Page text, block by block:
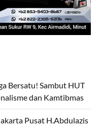
Bersatu! Sambut HUT
dan Kamtibmas
Pusat H.Abdulazis